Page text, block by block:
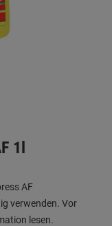
1l
AF
verwenden. Vor
lesen.